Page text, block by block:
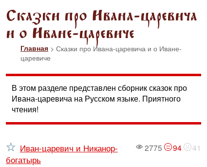
Сказки про Ивана-царевича
и о Иване-царевиче
Главная > Сказки про Ивана-царевича и о Иване-
царевиче
В этом разделе представлен сборник сказок про
Ивана-царевича на Русском языке. Приятного
чтения!
2775 94 41
Иван-царевич и Никанор-
богатырь